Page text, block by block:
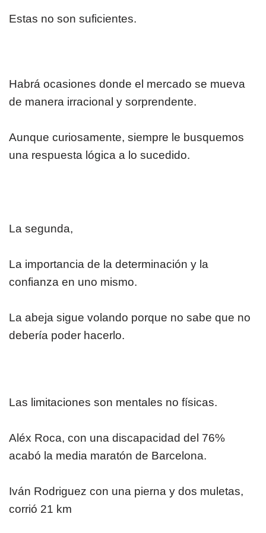
Estas no son suficientes.
Habrá ocasiones donde el mercado se mueva
de manera irracional y sorprendente.
Aunque curiosamente, siempre le busquemos
una respuesta lógica a lo sucedido.
La segunda,
La importancia de la determinación y la
confianza en uno mismo.
La abeja sigue volando porque no sabe que no
debería poder hacerlo.
Las limitaciones son mentales no físicas.
Aléx Roca, con una discapacidad del 76%
acabó la media maratón de Barcelona.
Iván Rodriguez con una pierna y dos muletas,
corrió 21 km